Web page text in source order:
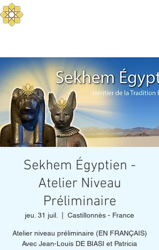
Sekhem Égyptien -
Atelier Niveau
Préliminaire
jeu. 31 juil. Castillonnès - France
Atelier niveau préliminaire (EN FRANÇAIS)
Avec Jean-Louis DE BIASI et Patricia